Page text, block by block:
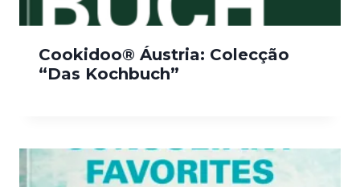
Cookidoo® Áustria: Colecção
“Das Kochbuch”